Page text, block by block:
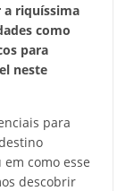
a riquíssima
como
para
neste
para
como esse
descobrir